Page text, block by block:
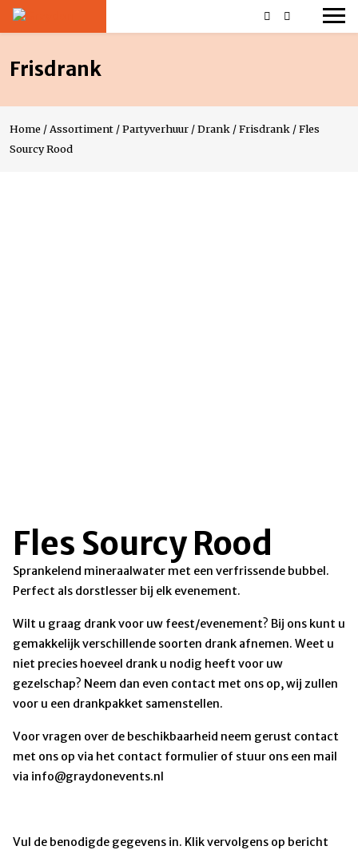
Frisdrank
Home / Assortiment /Partyverhuur /Drank /Frisdrank /Fles
Sourcy Rood
Fles Sourcy Rood
Sprankelend mineraalwater met een verfrissende bubbel.
Perfect als dorstlesser bij elk evenement.
Wilt u graag drank voor uw feest/evenement? Bij ons kunt u
gemakkelijk verschillende soorten drank afnemen. Weet u
niet precies hoeveel drank u nodig heeft voor uw
gezelschap? Neem dan even contact met ons op, wij zullen
voor u een drankpakket samenstellen.
Voor vragen over de beschikbaarheid neem gerust contact
met ons op via het contact formulier of stuur ons een mail
via info@graydonevents.nl
Vul de benodigde gegevens in. Klik vervolgens op bericht